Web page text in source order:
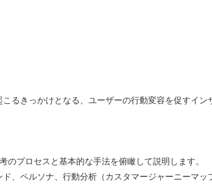
るきっかけとなる、ユーザーの⾏動変容を促すイ
プロセスと基本的な⼿法を俯瞰して説明します。
、ペルソナ、⾏動分析（カスタマージャーニーマ